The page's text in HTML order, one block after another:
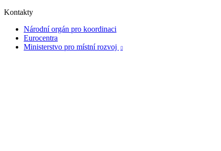
Kontakty
Národní orgán pro koordinaci
Eurocentra
Ministerstvo pro místní rozvoj
